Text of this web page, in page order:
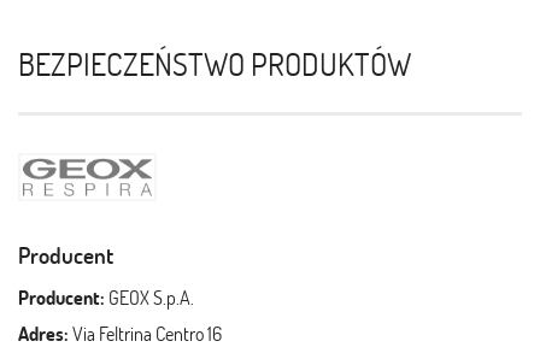
BEZPIECZEŃSTWO PRODUKTÓW
Producent
Producent: GEOX S.p.A.
Adres:Via Feltrina Centro 16